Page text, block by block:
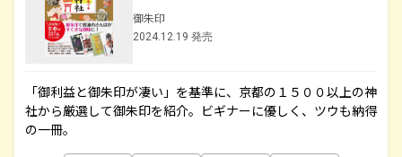
御朱印
2024.12.19 発売
「御利益と御朱印が凄い」を基準に、京都の１５００以上の神
社から厳選して御朱印を紹介。ビギナーに優しく、ツウも納得
の一冊。